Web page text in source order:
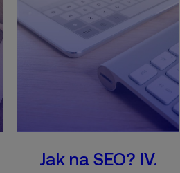
Jak na SEO? IV.